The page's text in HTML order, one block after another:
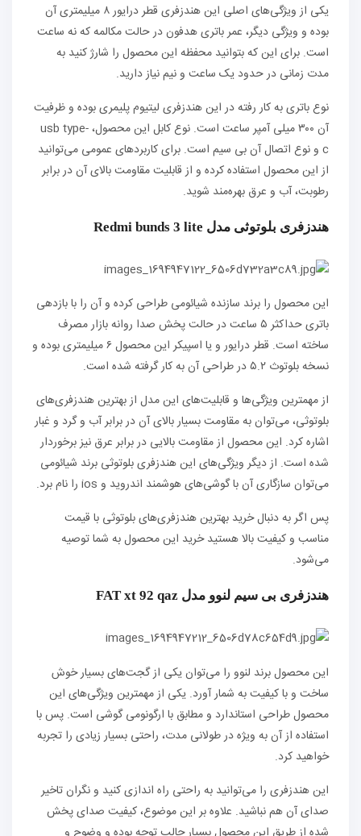
یکی از ویژگی‌های اصلی این هندزفری قطر درایور ۸ میلیمتری آن
بوده و ویژگی دیگر، عمر باتری هدفون در حالت مکالمه که نه ساعت
است. برای این که بتوانید محفظه این محصول را شارژ کنید به
مدت زمانی در حدود یک ساعت و نیم نیاز دارید.
نوع باتری به کار رفته در این هندزفری لیتیوم پلیمری بوده و ظرفیت
آن ۳۰۰ میلی آمپر ساعت است. نوع کابل این محصول، usb type-
c و نوع اتصال آن بی سیم است. برای کاربردهای عمومی می‌توانید
از این محصول استفاده کرده و از قابلیت مقاومت بالای آن در برابر
رطوبت، آب و عرق بهره‌مند شوید.
هندزفری بلوتوثی مدل Redmi bunds 3 lite
این محصول را برند سازنده شیائومی طراحی کرده و آن را با بازدهی
باتری حداکثر ۵ ساعت در حالت پخش صدا روانه بازار مصرف
ساخته است. قطر درایور و یا اسپیکر این محصول ۶ میلیمتری بوده و
نسخه بلوتوث ۵.۲ در طراحی آن به کار گرفته شده است.
از مهمترین ویژگی‌ها و قابلیت‌های این مدل از بهترین هندزفری‌های
بلوتوثی، می‌توان به مقاومت بسیار بالای آن در برابر آب و گرد و غبار
اشاره کرد. این محصول از مقاومت بالایی در برابر عرق نیز برخوردار
شده است. از دیگر ویژگی‌های این هندزفری بلوتوثی برند شیائومی
می‌توان سازگاری آن با گوشی‌های هوشمند اندروید و ios را نام برد.
پس اگر به دنبال خرید بهترین هندزفری‌های بلوتوثی با قیمت
مناسب و کیفیت بالا هستید خرید این محصول به شما توصیه
می‌شود.
هندزفری بی سیم لنوو مدل FAT xt 92 qaz
این محصول برند لنوو را می‌توان یکی از گجت‌های بسیار خوش
ساخت و با کیفیت به شمار آورد. یکی از مهمترین ویژگی‌های این
محصول طراحی استاندارد و مطابق با ارگونومی گوشی است. پس با
استفاده از آن به ویژه در طولانی مدت، راحتی بسیار زیادی را تجربه
خواهید کرد.
این هندزفری را می‌توانید به راحتی راه اندازی کنید و نگران تاخیر
صدای آن هم نباشید. علاوه بر این موضوع، کیفیت صدای پخش